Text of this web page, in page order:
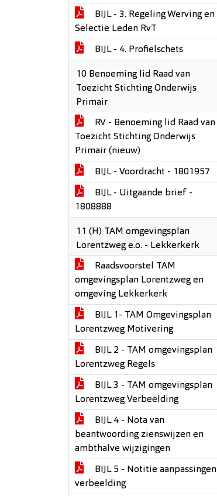
BIJL - 3. Regeling Werving en
Selectie Leden RvT
BIJL - 4. Profielschets
10 Benoeming lid Raad van
Toezicht Stichting Onderwijs
Primair
RV - Benoeming lid Raad van
Toezicht Stichting Onderwijs
Primair (nieuw)
BIJL - Voordracht - 1801957
BIJL - Uitgaande brief -
1808888
11 (H) TAM omgevingsplan
Lorentzweg e.o. - Lekkerkerk
Raadsvoorstel TAM
omgevingsplan Lorentzweg en
omgeving Lekkerkerk
BIJL 1- TAM Omgevingsplan
Lorentzweg Motivering
BIJL 2 - TAM omgevingsplan
Lorentzweg Regels
BIJL 3 - TAM omgevingsplan
Lorentzweg Verbeelding
BIJL 4 - Nota van
beantwoording zienswijzen en
ambthalve wijzigingen
BIJL 5 - Notitie aanpassingen
verbeelding